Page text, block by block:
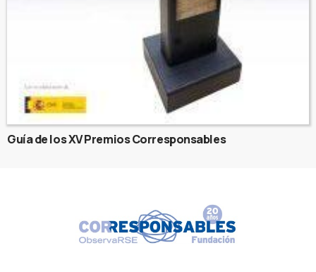
Guía de los XV Premios Corresponsables